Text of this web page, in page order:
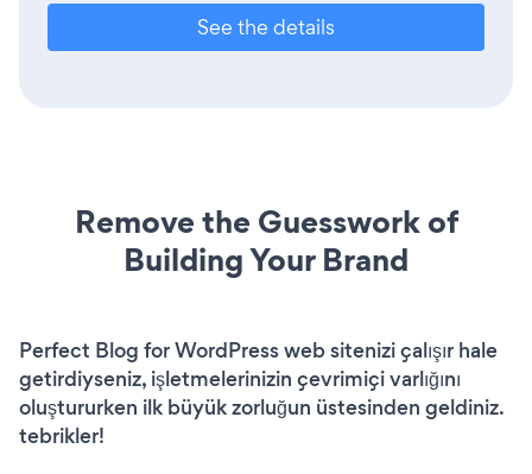
See the details
Remove the Guesswork of
Building Your Brand
Perfect Blog for WordPress web sitenizi çalışır hale
getirdiyseniz, işletmelerinizin çevrimiçi varlığını
oluştururken ilk büyük zorluğun üstesinden geldiniz.
tebrikler!